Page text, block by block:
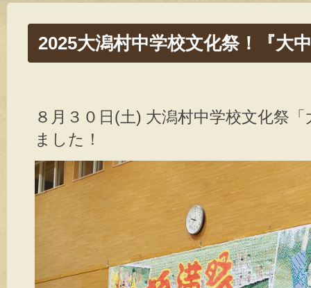
2025大潟村中学校文化祭！『大
８月３０日(土) 大潟村中学校文化祭
ました！